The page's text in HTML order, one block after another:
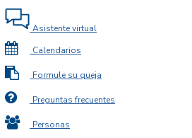
Asistente virtual
Calendarios
Formule su queja
Preguntas frecuentes
Personas